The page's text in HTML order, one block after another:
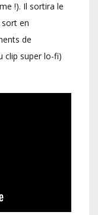
!). Il sortira le
sort en
de
clip super lo-fi)